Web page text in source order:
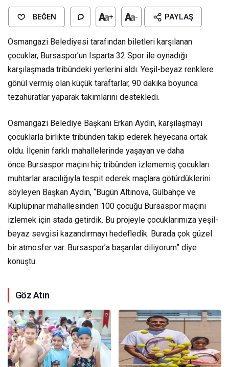
BEĞEN + - PAYLAŞ
Osmangazi Belediyesi tarafından biletleri karşılanan
çocuklar, Bursaspor’un Isparta 32 Spor ile oynadığı
karşılaşmada tribündeki yerlerini aldı. Yeşil-beyaz renklere
gönül vermiş olan küçük taraftarlar, 90 dakika boyunca
tezahüratlar yaparak takımlarını destekledi.
Osmangazi Belediye Başkanı Erkan Aydın, karşılaşmayı
çocuklarla birlikte tribünden takip ederek heyecana ortak
oldu. İlçenin farklı mahallelerinde yaşayan ve daha
önce Bursaspor maçını hiç tribünden izlememiş çocukları
muhtarlar aracılığıyla tespit ederek maçlara götürdüklerini
söyleyen Başkan Aydın, “Bugün Altınova, Gülbahçe ve
Küplüpınar mahallesinden 100 çocuğu Bursaspor maçını
izlemek için stada getirdik. Bu projeyle çocuklarımıza yeşil-
beyaz sevgisi kazandırmayı hedefledik. Burada çok güzel
bir atmosfer var. Bursaspor’a başarılar diliyorum” diye
konuştu.
Göz Atın